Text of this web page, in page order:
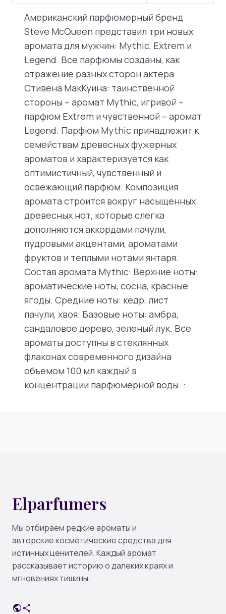
Американский парфюмерный бренд
Steve McQueen представил три новых
аромата для мужчин: Mythic, Extrem и
Legend. Все парфюмы созданы, как
отражение разных сторон актера
Стивена МакКуина: таинственной
стороны – аромат Mythic, игривой –
парфюм Extrem и чувственной – аромат
Legend. Парфюм Mythic принадлежит к
семействам древесных фужерных
ароматов и характеризуется как
оптимистичный, чувственный и
освежающий парфюм. Композиция
аромата строится вокруг насыщенных
древесных нот, которые слегка
дополняются аккордами пачули,
пудровыми акцентами, ароматами
фруктов и теплыми нотами янтаря.
Состав аромата Mythic: Верхние ноты:
ароматические ноты, сосна, красные
ягоды. Средние ноты: кедр, лист
пачули, хвоя. Базовые ноты: амбра,
сандаловое дерево, зеленый лук. Все
ароматы доступны в стеклянных
флаконах современного дизайна
объемом 100 мл каждый в
концентрации парфюмерной воды. :
Elparfumers
Мы отбираем редкие ароматы и
авторские косметические средства для
истинных ценителей. Каждый аромат
рассказывает историю о далеких краях и
мгновениях тишины.
publicshare